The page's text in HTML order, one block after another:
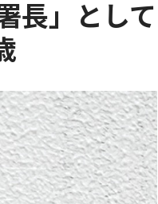
長」として